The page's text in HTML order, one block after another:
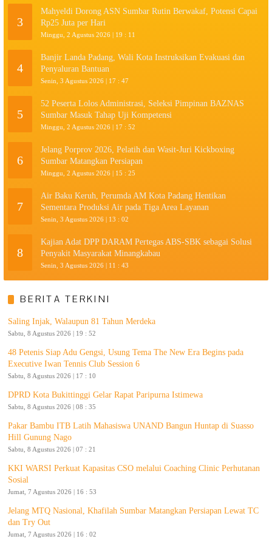
3
Mahyeldi Dorong ASN Sumbar Rutin Berwakaf, Potensi Capai
Rp25 Juta per Hari
Minggu, 2 Agustus 2026 | 19 : 11
4
Banjir Landa Padang, Wali Kota Instruksikan Evakuasi dan
Penyaluran Bantuan
Senin, 3 Agustus 2026 | 17 : 47
5
52 Peserta Lolos Administrasi, Seleksi Pimpinan BAZNAS
Sumbar Masuk Tahap Uji Kompetensi
Minggu, 2 Agustus 2026 | 17 : 52
6
Jelang Porprov 2026, Pelatih dan Wasit-Juri Kickboxing
Sumbar Matangkan Persiapan
Minggu, 2 Agustus 2026 | 15 : 25
7
Air Baku Keruh, Perumda AM Kota Padang Hentikan
Sementara Produksi Air pada Tiga Area Layanan
Senin, 3 Agustus 2026 | 13 : 02
8
Kajian Adat DPP DARAM Pertegas ABS-SBK sebagai Solusi
Penyakit Masyarakat Minangkabau
Senin, 3 Agustus 2026 | 11 : 43
BERITA TERKINI
Saling Injak, Walaupun 81 Tahun Merdeka
Sabtu, 8 Agustus 2026 | 19 : 52
48 Petenis Siap Adu Gengsi, Usung Tema The New Era Begins pada
Executive Iwan Tennis Club Session 6
Sabtu, 8 Agustus 2026 | 17 : 10
DPRD Kota Bukittinggi Gelar Rapat Paripurna Istimewa
Sabtu, 8 Agustus 2026 | 08 : 35
Pakar Bambu ITB Latih Mahasiswa UNAND Bangun Huntap di Suasso
Hill Gunung Nago
Sabtu, 8 Agustus 2026 | 07 : 21
KKI WARSI Perkuat Kapasitas CSO melalui Coaching Clinic Perhutanan
Sosial
Jumat, 7 Agustus 2026 | 16 : 53
Jelang MTQ Nasional, Khafilah Sumbar Matangkan Persiapan Lewat TC
dan Try Out
Jumat, 7 Agustus 2026 | 16 : 02